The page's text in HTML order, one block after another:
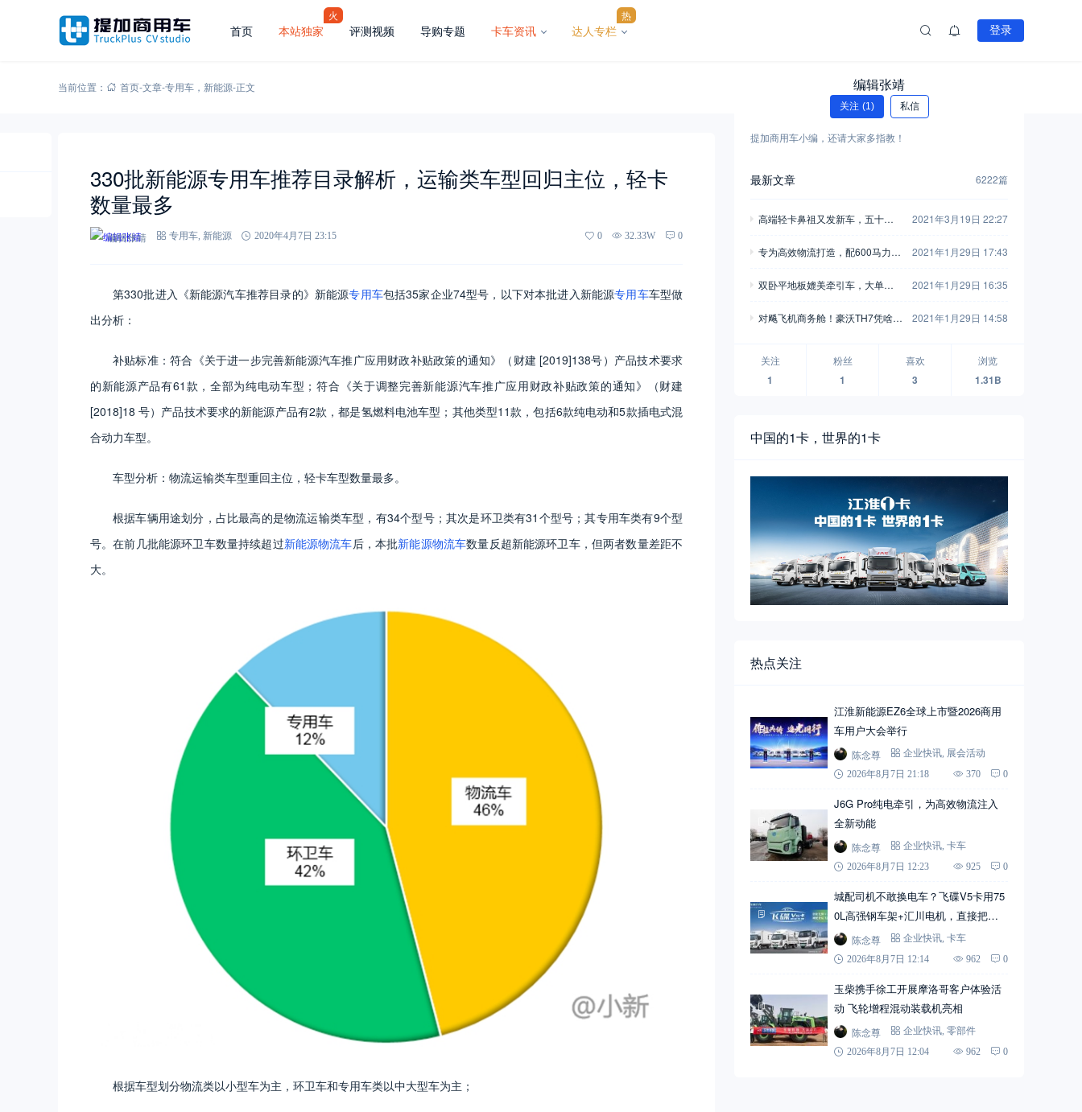
首页 本站独家
火
评测视频 导购专题 卡车资讯 达人专栏
热
登录
当前位置： 首页-文章-专用车 ， 新能源-正文
330批新能源专用车推荐目录解析，运输类车型回归主位，轻卡
数量最多
编辑张靖 专用车 新能源 2020年4月7日 23:15 0 32.33W 0
第330批进入《新能源汽车推荐目录的》新能源专用车包括35家企业74型号，以下对本批进入新能源专用车车型做
出分析：
补贴标准：符合《关于进一步完善新能源汽车推广应用财政补贴政策的通知》（财建 [2019]138号）产品技术要求
的新能源产品有61款，全部为纯电动车型；符合《关于调整完善新能源汽车推广应用财政补贴政策的通知》（财建
[2018]18 号）产品技术要求的新能源产品有2款，都是氢燃料电池车型；其他类型11款，包括6款纯电动和5款插电式混
合动力车型。
车型分析：物流运输类车型重回主位，轻卡车型数量最多。
根据车辆用途划分，占比最高的是物流运输类车型，有34个型号；其次是环卫类有31个型号；其专用车类有9个型
号。在前几批能源环卫车数量持续超过新能源物流车后，本批新能源物流车数量反超新能源环卫车，但两者数量差距不
大。
根据车型划分物流类以小型车为主，环卫车和专用车类以中大型车为主；
编辑张靖
关注 (1) 私信
提加商用车小编，还请大家多指教！
最新文章 6222篇
高端轻卡鼻祖又发新车，五十铃
别错过
2021年3月19日 22:27
专为高效物流打造，配600马力玉
版牵引车
2021年1月29日 17:43
双卧平地板媲美牵引车，大单桥7
2021年1月29日 16:35
对飚飞机商务舱！豪沃TH7凭啥开
2021年1月29日 14:58
关注
1
粉丝
1
喜欢
3
浏览
1.31B
中国的1卡，世界的1卡
热点关注
江淮新能源EZ6全球上市暨2026商用
车用户大会举行
陈念尊 企业快讯
展会活动
2026年8月7日 21:18
370 0
J6G Pro纯电牵引，为高效物流注入
全新动能
陈念尊 企业快讯 卡车
2026年8月7日 12:23
925 0
城配司机不敢换电车？飞碟V5卡用75
0L高强钢车架+汇川电机，直接把信
心拉满陈念尊 企业快讯 卡车
2026年8月7日 12:14
962 0
玉柴携手徐工开展摩洛哥客户体验活
动 飞轮增程混动装载机亮相
陈念尊 企业快讯 零部件
2026年8月7日 12:04
962 0